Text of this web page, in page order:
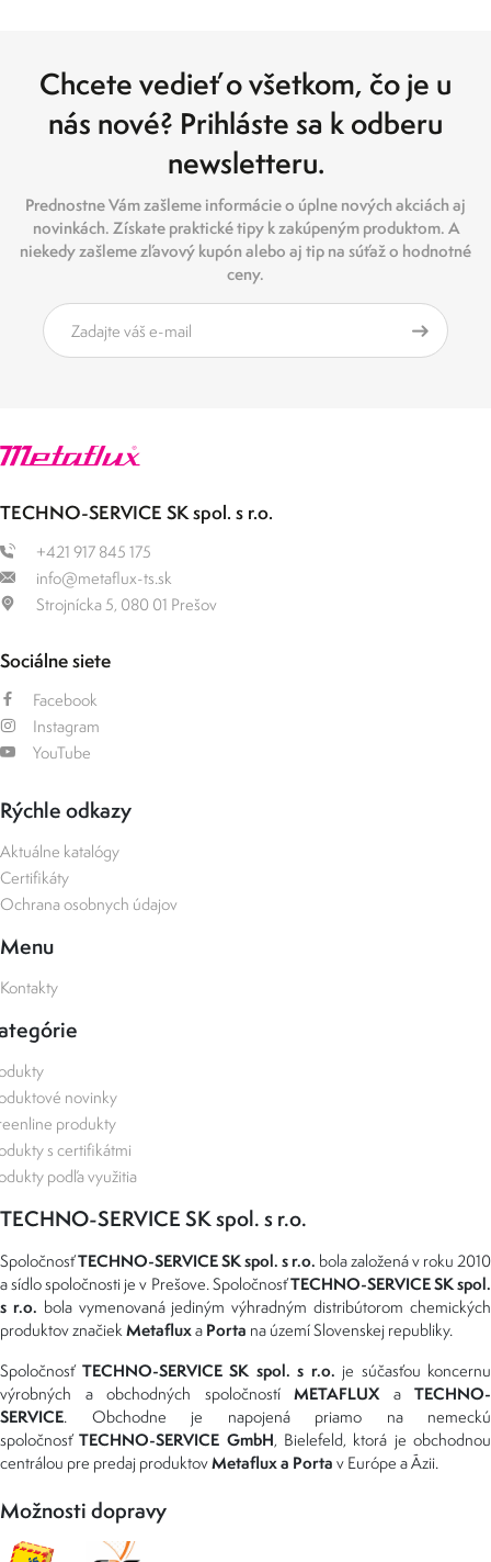
Chcete vedieť o všetkom, čo je u
nás nové? Prihláste sa k odberu
newsletteru.
Prednostne Vám zašleme informácie o úplne nových akciách aj
novinkách. Získate praktické tipy k zakúpeným produktom. A
niekedy zašleme zľavový kupón alebo aj tip na súťaž o hodnotné
ceny.
TECHNO-SERVICE SK spol. s r.o.
+421 917 845 175
info@metaflux-ts.sk
Strojnícka 5, 080 01 Prešov
Sociálne siete
Facebook
Instagram
YouTube
Rýchle odkazy
Aktuálne katalógy
Certifikáty
Ochrana osobnych údajov
Menu
Kontakty
novinky
produkty
s certifikátmi
podľa využitia
TECHNO-SERVICE SK spol. s r.o.
SpoločnosťTECHNO-SERVICE SK spol. s r.o. bola založená v roku 2010
a sídlo spoločnosti je v Prešove. SpoločnosťTECHNO-SERVICE SK spol.
s r.o. bola vymenovaná jediným výhradným distribútorom chemických
produktov značiekMetafluxa Porta na území Slovenskej republiky.
Spoločnosť TECHNO-SERVICE SK spol. s r.o. je súčasťou koncernu
výrobných a obchodných spoločností METAFLUXa TECHNO-
SERVICE. Obchodne je napojená priamo na nemeckú
spoločnosťTECHNO-SERVICE GmbH, Bielefeld, ktorá je obchodnou
centrálou pre predaj produktovMetaflux a Porta v Európe a Ázii.
Možnosti dopravy